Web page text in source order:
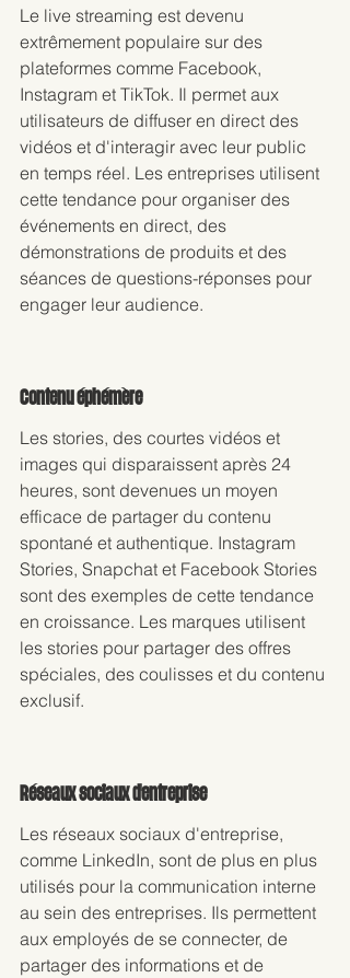
Le live streaming est devenu
extrêmement populaire sur des
plateformes comme Facebook,
Instagram et TikTok. Il permet aux
utilisateurs de diffuser en direct des
vidéos et d'interagir avec leur public
en temps réel. Les entreprises utilisent
cette tendance pour organiser des
événements en direct, des
démonstrations de produits et des
séances de questions-réponses pour
engager leur audience.
Contenu éphémère
Les stories, des courtes vidéos et
images qui disparaissent après 24
heures, sont devenues un moyen
efficace de partager du contenu
spontané et authentique. Instagram
Stories, Snapchat et Facebook Stories
sont des exemples de cette tendance
en croissance. Les marques utilisent
les stories pour partager des offres
spéciales, des coulisses et du contenu
exclusif.
Réseaux sociaux d'entreprise
Les réseaux sociaux d'entreprise,
comme LinkedIn, sont de plus en plus
utilisés pour la communication interne
au sein des entreprises. Ils permettent
aux employés de se connecter, de
partager des informations et de